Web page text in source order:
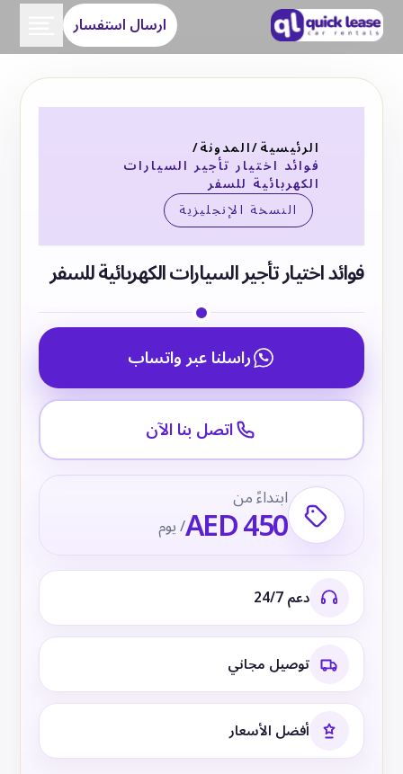
ارسال استفسار
الرئيسية/المدونة/
فوائد اختيار تأجير السيارات
الكهربائية للسفر
النسخة الإنجليزية
فوائد اختيار تأجير السيارات الكهربائية للسفر
راسلنا عبر واتساب
اتصل بنا الآن
ابتداءً من
AED 450/ يوم
دعم 24/7
توصيل مجاني
أفضل الأسعار